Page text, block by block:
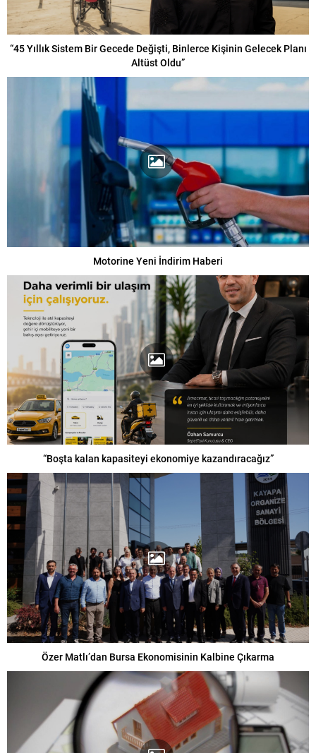
“45 Yıllık Sistem Bir Gecede Değişti, Binlerce Kişinin Gelecek Planı
Altüst Oldu”
Motorine Yeni İndirim Haberi
“Boşta kalan kapasiteyi ekonomiye kazandıracağız”
Özer Matlı’dan Bursa Ekonomisinin Kalbine Çıkarma